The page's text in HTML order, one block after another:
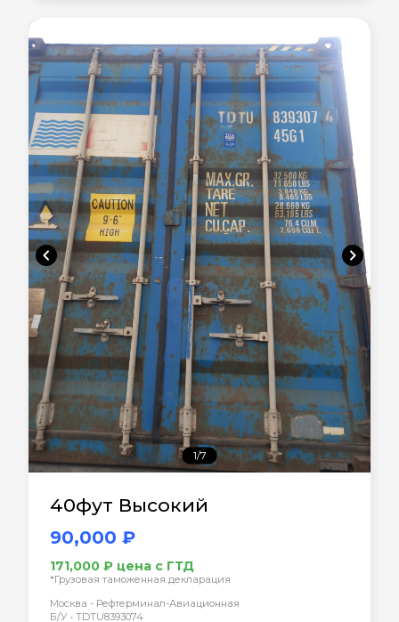
chevron_left chevron_right
1/7
40фут Высокий
90,000 ₽
171,000 ₽ цена с ГТД
*Грузовая таможенная декларация
Москва - Рефтерминал-Авиационная
Б/У • TDTU8393074